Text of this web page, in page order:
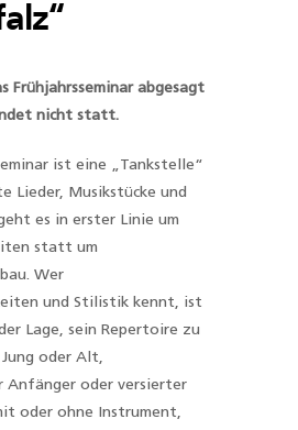
Frühjahrsseminar abgesagt
nicht statt.
ist eine „Tankstelle“
Lieder, Musikstücke und
es in erster Linie um
statt um
Wer
und Stilistik kennt, ist
Lage, sein Repertoire zu
oder Alt,
oder versierter
oder ohne Instrument,